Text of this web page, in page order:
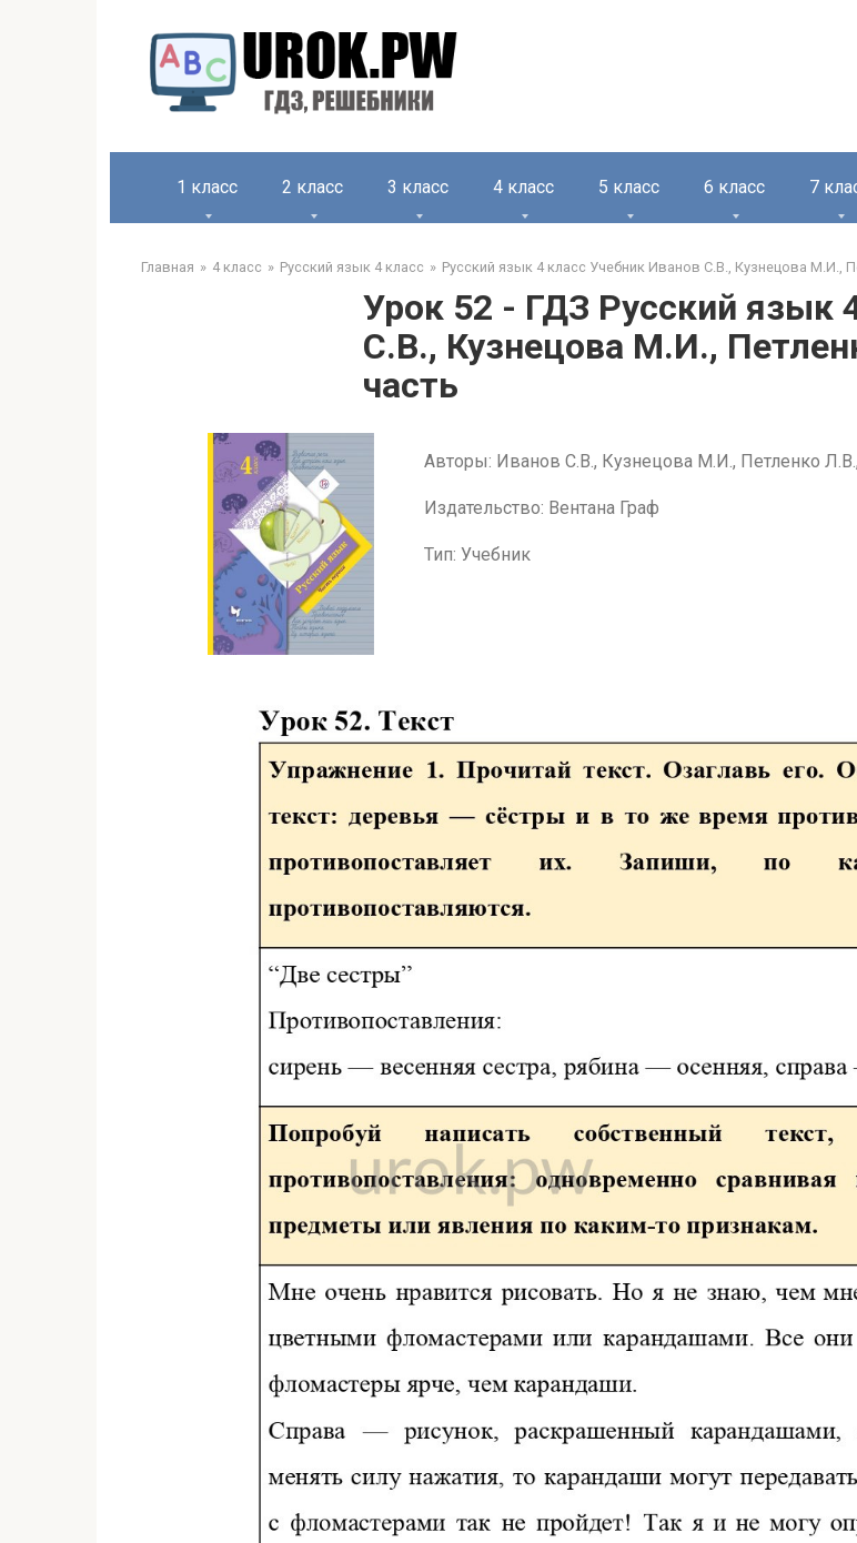
1 класс 2 класс 3 класс 4 класс 5 класс 6 класс 7
Главная 4 класс Русский язык 4 класс Русский язык 4 класс Учебник Иванов С.В., Кузнецова М.И.,
Урок 52 - ГДЗ Русский язык
С.В., Кузнецова М.И.,
часть
Авторы: Иванов С.В., Кузнецова М.И., Петленко
Издательство: Вентана Граф
Тип: Учебник